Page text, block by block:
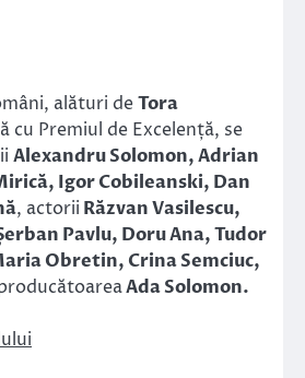
alături deTora
cu Premiul de Excelență, se
Alexandru Solomon, Adrian
Igor Cobileanski, Dan
, actorii Răzvan Vasilescu,
Pavlu, Doru Ana, Tudor
Obretin, Crina Semciuc,
Ada Solomon.